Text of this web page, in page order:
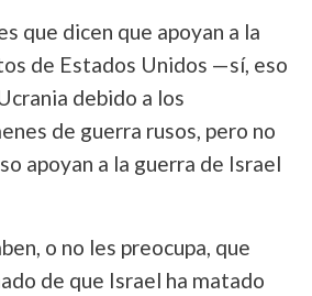
que dicen que apoyan a la
de Estados Unidos —sí, eso
debido a los
de guerra rusos, pero no
apoyan a la guerra de Israel
o no les preocupa, que
de que Israel ha matado